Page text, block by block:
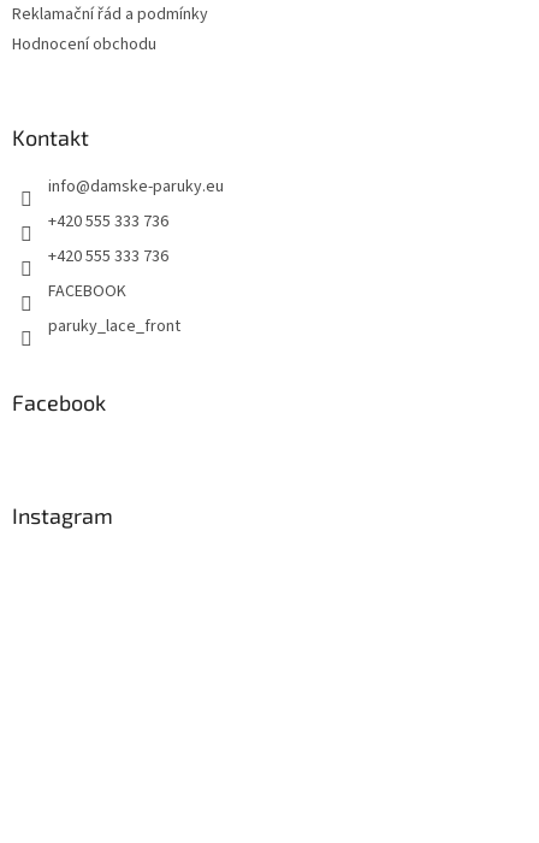
Reklamační řád a podmínky
Hodnocení obchodu
Kontakt
info@damske-paruky.eu
+420 555 333 736
+420 555 333 736
FACEBOOK
paruky_lace_front
Facebook
Instagram